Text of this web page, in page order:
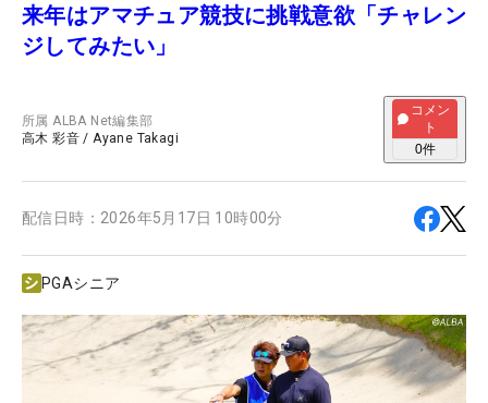
来年はアマチュア競技に挑戦意欲「チャレン
ジしてみたい」
所属ALBA Net編集部
高木 彩音 /Ayane Takagi
コメン
ト
0件
配信日時： 2026年5月17日 10時00分
PGAシニア